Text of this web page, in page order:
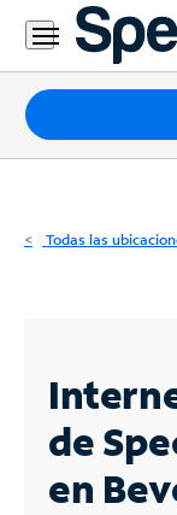
Residencial
Business
Paquetes
Internet
Business
Contáctanos
Todas las
de
en